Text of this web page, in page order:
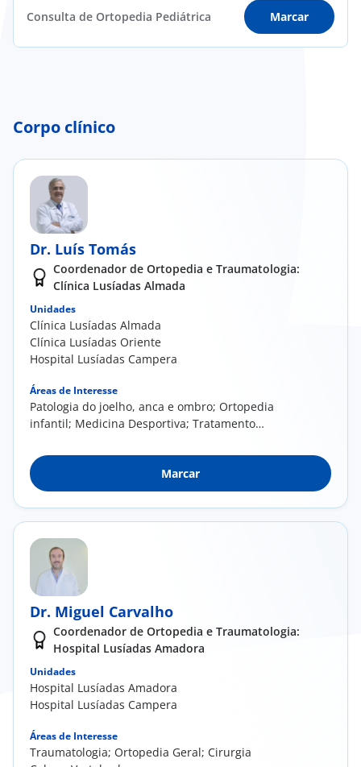
Consulta de Ortopedia Pediátrica Marcar
Corpo clínico
Dr. Luís Tomás
Coordenador de Ortopedia e Traumatologia:
Clínica Lusíadas Almada
Unidades
Clínica Lusíadas Almada
Clínica Lusíadas Oriente
Hospital Lusíadas Campera
Áreas de Interesse
Patologia do joelho, anca e ombro; Ortopedia
infantil; Medicina Desportiva; Tratamento
Artroplastia da anca e joelho; Revisões em
caso de falência das próteses da anca e joelho;
Traumatologia desportiva
Marcar
Dr. Miguel Carvalho
Coordenador de Ortopedia e Traumatologia:
Hospital Lusíadas Amadora
Unidades
Hospital Lusíadas Amadora
Hospital Lusíadas Campera
Áreas de Interesse
​Traumatologia; Ortopedia Geral; Cirurgia